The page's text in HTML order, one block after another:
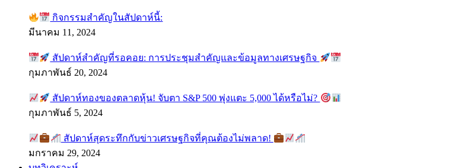
กิจกรรมสำคัญในสัปดาห์นี้:
มีนาคม 11, 2024
สัปดาห์สำคัญที่รอคอย: การประชุมสำคัญและข้อมูลทางเศรษฐกิจ
กุมภาพันธ์ 20, 2024
สัปดาห์ทองของตลาดหุ้น! จับตา S&P 500 พุ่งแตะ 5,000 ได้หรือไม่?
กุมภาพันธ์ 5, 2024
สัปดาห์สุดระทึกกับข่าวเศรษฐกิจที่คุณต้องไม่พลาด!
มกราคม 29, 2024